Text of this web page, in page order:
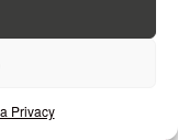
Privacy